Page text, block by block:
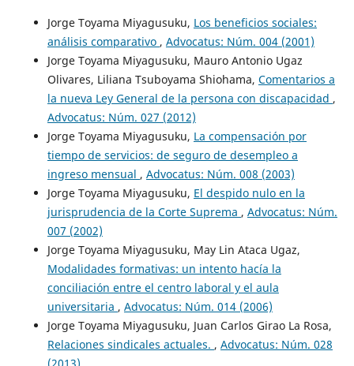
Jorge Toyama Miyagusuku, Los beneficios sociales:
análisis comparativo , Advocatus: Núm. 004 (2001)
Jorge Toyama Miyagusuku, Mauro Antonio Ugaz
Olivares, Liliana Tsuboyama Shiohama, Comentarios a
la nueva Ley General de la persona con discapacidad ,
Advocatus: Núm. 027 (2012)
Jorge Toyama Miyagusuku, La compensación por
tiempo de servicios: de seguro de desempleo a
ingreso mensual , Advocatus: Núm. 008 (2003)
Jorge Toyama Miyagusuku, El despido nulo en la
jurisprudencia de la Corte Suprema , Advocatus: Núm.
007 (2002)
Jorge Toyama Miyagusuku, May Lin Ataca Ugaz,
Modalidades formativas: un intento hacía la
conciliación entre el centro laboral y el aula
universitaria , Advocatus: Núm. 014 (2006)
Jorge Toyama Miyagusuku, Juan Carlos Girao La Rosa,
Relaciones sindicales actuales. , Advocatus: Núm. 028